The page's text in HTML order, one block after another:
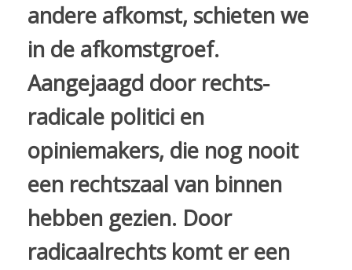
andere afkomst, schieten we
in de afkomstgroef.
Aangejaagd door rechts-
radicale politici en
opiniemakers, die nog nooit
een rechtszaal van binnen
hebben gezien. Door
radicaalrechts komt er een